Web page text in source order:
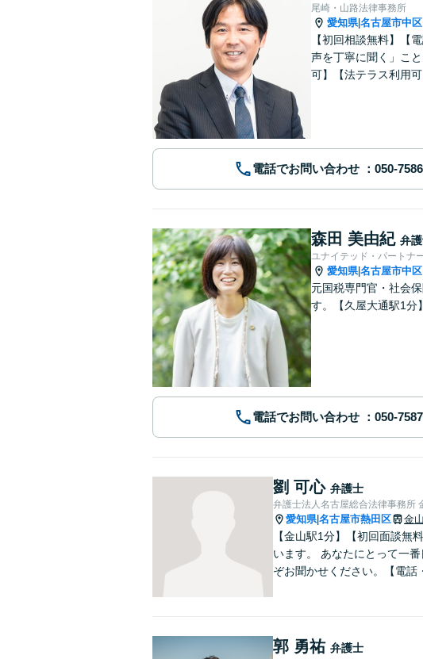
尾崎・山路法律事務所
愛知県|名古屋市中区
【初回相談無料】【
声を丁寧に聞く」こ
可】【法テラス利用可
電話でお問い合わせ
森田 美由紀 弁
ユナイテッド・パートナ
愛知県|名古屋市中区
元国税専門官・社会
す。【久屋大通駅1分
電話でお問い合わせ
劉 可心 弁護士
弁護士法人名古屋総合法律事務所
愛知県|名古屋市熱田区 金
【金山駅1分】【初回面談無
います。 あなたにとって一
ぞお聞かせください。【電話
郭 勇祐 弁護士